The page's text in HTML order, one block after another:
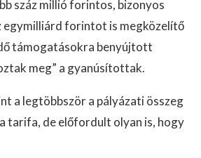
száz millió forintos, bizonyos
egymilliárd forintot is megközelítő
támogatásokra benyújtott
meg” a gyanúsítottak.
a legtöbbször a pályázati összeg
tarifa, de előfordult olyan is, hogy